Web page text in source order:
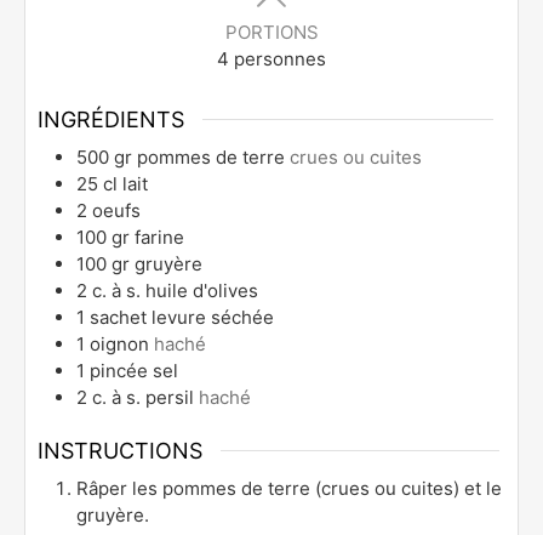
PORTIONS
4 personnes
INGRÉDIENTS
500 gr pommes de terre crues ou cuites
25 cl lait
2 oeufs
100 gr farine
100 gr gruyère
2 c. à s. huile d'olives
1 sachet levure séchée
1 oignon haché
1 pincée sel
2 c. à s. persil haché
INSTRUCTIONS
Râper les pommes de terre (crues ou cuites) et le
gruyère.